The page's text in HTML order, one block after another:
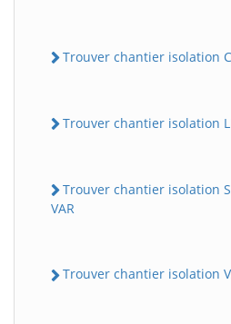
Trouver chantier isolation
Trouver chantier isolation
Trouver chantier isolation
VAR
Trouver chantier isolation